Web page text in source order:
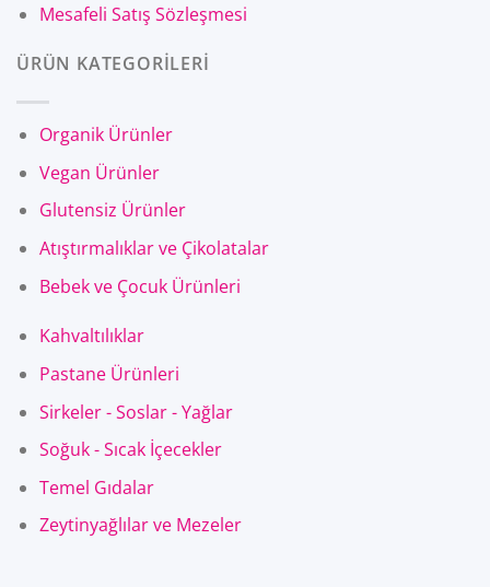
Mesafeli Satış Sözleşmesi
ÜRÜN KATEGORİLERİ
Organik Ürünler
Vegan Ürünler
Glutensiz Ürünler
Atıştırmalıklar ve Çikolatalar
Bebek ve Çocuk Ürünleri
Kahvaltılıklar
Pastane Ürünleri
Sirkeler - Soslar - Yağlar
Soğuk - Sıcak İçecekler
Temel Gıdalar
Zeytinyağlılar ve Mezeler